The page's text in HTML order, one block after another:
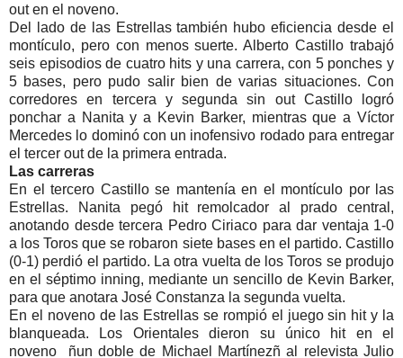
out en el noveno.
Del lado de las Estrellas también hubo eficiencia desde el
montículo, pero con menos suerte. Alberto Castillo trabajó
seis episodios de cuatro hits y una carrera, con 5 ponches y
5 bases, pero pudo salir bien de varias situaciones. Con
corredores en tercera y segunda sin out Castillo logró
ponchar a Nanita y a Kevin Barker, mientras que a Víctor
Mercedes lo dominó con un inofensivo rodado para entregar
el tercer out de la primera entrada.
Las carreras
En el tercero Castillo se mantenía en el montículo por las
Estrellas. Nanita pegó hit remolcador al prado central,
anotando desde tercera Pedro Ciriaco para dar ventaja 1-0
a los Toros que se robaron siete bases en el partido. Castillo
(0-1) perdió el partido. La otra vuelta de los Toros se produjo
en el séptimo inning, mediante un sencillo de Kevin Barker,
para que anotara José Constanza la segunda vuelta.
En el noveno de las Estrellas se rompió el juego sin hit y la
blanqueada. Los Orientales dieron su único hit en el
noveno ñun doble de Michael Martínezñ al relevista Julio